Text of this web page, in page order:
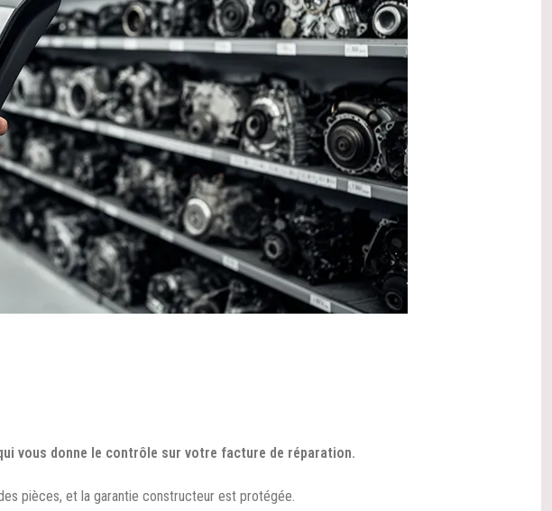
vous donne le contrôle sur votre facture de réparation.
pièces, et la garantie constructeur est protégée.